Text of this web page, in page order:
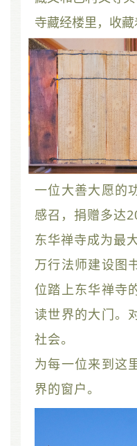
寺藏经楼里，收藏
一位大善大愿的
感召，捐赠多达
东华禅寺成为最
万行法师建设图
位踏上东华禅寺
读世界的大门。
社会。
为每一位来到这
界的窗户。